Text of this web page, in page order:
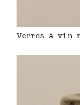
Verres à vin